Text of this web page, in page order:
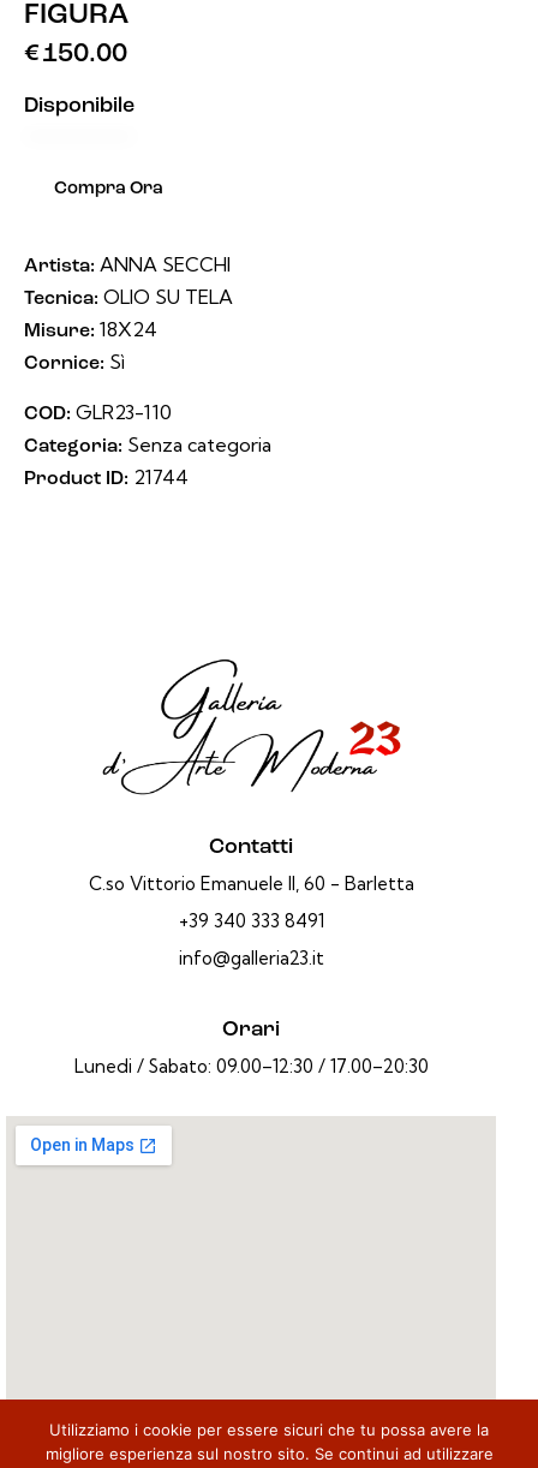
FIGURA
€150.00
Disponibile
Compra Ora
Artista: ANNA SECCHI
Tecnica: OLIO SU TELA
Misure: 18X24
Cornice: Sì
COD: GLR23-110
Categoria: Senza categoria
Product ID: 21744
Contatti
C.so Vittorio Emanuele II, 60 - Barletta
+39 340 333 8491
info@galleria23.it
Orari
Lunedi / Sabato: 09.00–12:30 / 17.00–20:30
Utilizziamo i cookie per essere sicuri che tu possa avere la
migliore esperienza sul nostro sito. Se continui ad utilizzare